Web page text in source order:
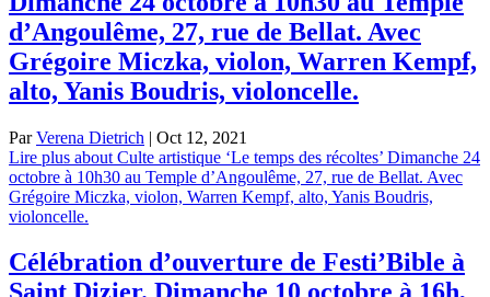
d’Angoulême, 27, rue de Bellat. Avec
Grégoire Miczka, violon, Warren Kempf,
alto, Yanis Boudris, violoncelle.
ParVerena Dietrich | Oct 12, 2021
Lire plus about Culte artistique ‘Le temps des récoltes’ Dimanche 24
octobre à 10h30 au Temple d’Angoulême, 27, rue de Bellat. Avec
Grégoire Miczka, violon, Warren Kempf, alto, Yanis Boudris,
violoncelle.
Célébration d’ouverture de Festi’Bible à